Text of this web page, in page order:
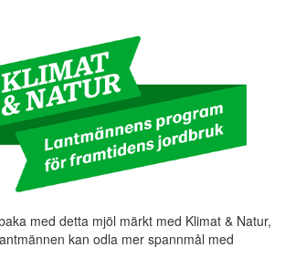
med detta mjöl märkt med Klimat & Natur,
kan odla mer spannmål med